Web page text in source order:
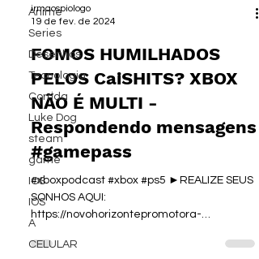
Anime
Series
Desenhos
Tecnologia
Corrida
Luke Dog
steam
game
IOS
IOS
A
CELULAR
irmaospiologo
19 de fev. de 2024
FOMOS HUMILHADOS
PELOS CaiSHITS? XBOX
NÃO É MULTI -
Respondendo mensagens
#gamepass
#xboxpodcast #xbox #ps5 ►REALIZE SEUS
SONHOS AQUI:
https://novohorizontepromotora-
FGTS aqui ⬇️ ►...